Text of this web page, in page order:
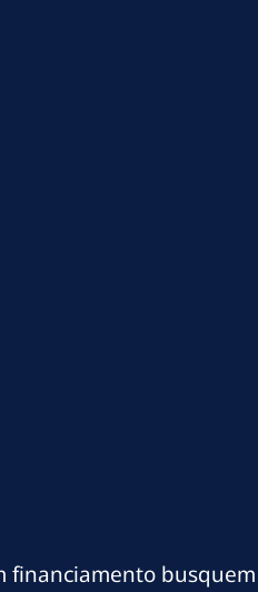
financiamento busquem